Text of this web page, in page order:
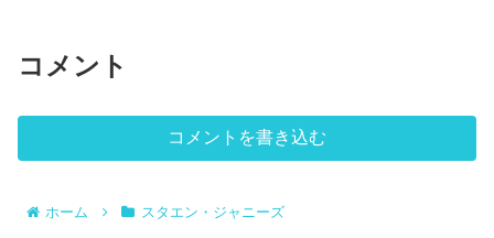
コメント
コメントを書き込む
ホーム スタエン・ジャニーズ